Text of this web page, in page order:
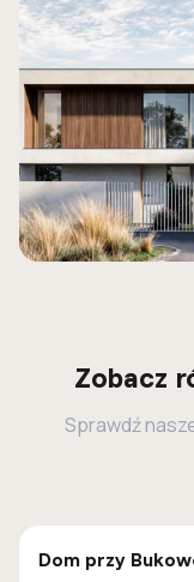
Zobacz
Sprawdź
GALERIA DOMÓW
Dom przy